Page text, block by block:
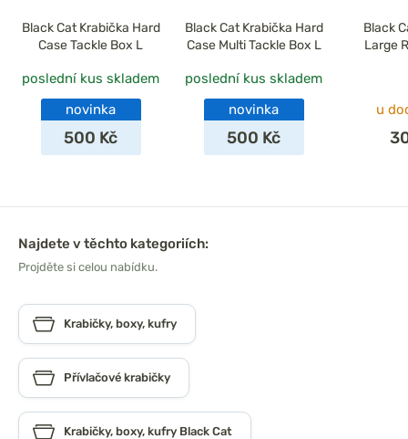
Black Cat Krabička Hard
Case Tackle Box L
poslední kus skladem
novinka
500 Kč
Black Cat Krabička Hard
Case Multi Tackle Box L
poslední kus skladem
novinka
500 Kč
Black
Large
u
Najdete v těchto kategoriích:
Projděte si celou nabídku.
Krabičky, boxy, kufry
Přívlačové krabičky
Krabičky, boxy, kufry Black Cat